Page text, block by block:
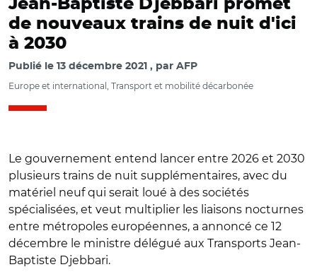
Jean-Baptiste Djebbari promet
de nouveaux trains de nuit d'ici
à 2030
Publié le 13 décembre 2021 par AFP
Europe et international, Transport et mobilité décarbonée
Le gouvernement entend lancer entre 2026 et 2030
plusieurs trains de nuit supplémentaires, avec du
matériel neuf qui serait loué à des sociétés
spécialisées, et veut multiplier les liaisons nocturnes
entre métropoles européennes, a annoncé ce 12
décembre le ministre délégué aux Transports Jean-
Baptiste Djebbari.